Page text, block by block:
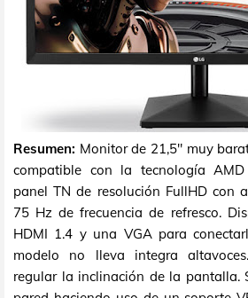
Resumen: Monitor de 21,5" muy
compatible con la tecnología
panel TN de resolución FullHD con
75 Hz de frecuencia de refresco.
HDMI 1.4 y una VGA para
modelo no lleva integra
regular la inclinación de la pantalla.